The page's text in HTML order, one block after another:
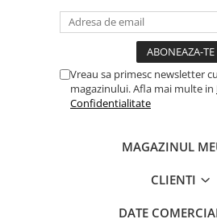
Vreau sa primesc newsletter
magazinului. Afla mai multe in
Confidentialitate
MAGAZINUL
CLIENTI
DATE